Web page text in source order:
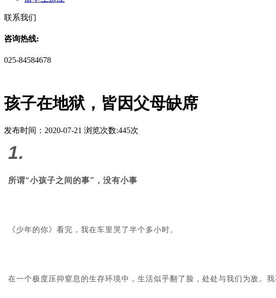
联系我们
咨询热线:
025-84584678
孩子在地狱，皆因父母缺席
发布时间：2020-07-21 浏览次数:445次
1.
所谓“小孩子之间的事”，没有小事
《少年的你》看完，我在车里哭了半个多小时。
在一个极度压抑窒息的生存环境中，生活似乎翻了脸，处处与我们为敌。